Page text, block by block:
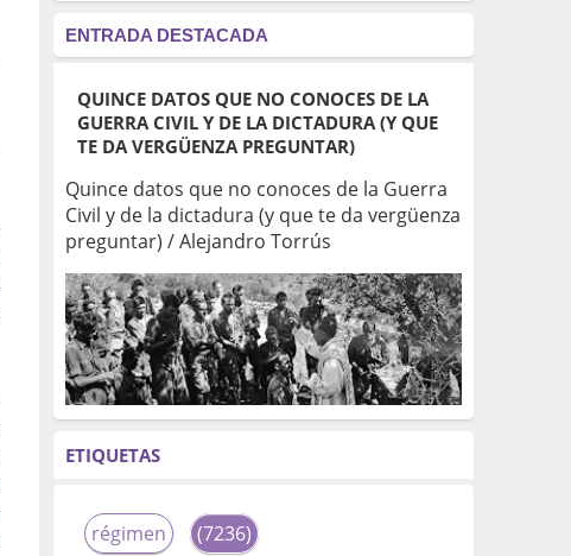
ENTRADA DESTACADA
QUINCE DATOS QUE NO CONOCES DE LA
GUERRA CIVIL Y DE LA DICTADURA (Y QUE
TE DA VERGÜENZA PREGUNTAR)
Quince datos que no conoces de la Guerra
Civil y de la dictadura (y que te da vergüenza
preguntar) / Alejandro Torrús
ETIQUETAS
régimen
(7236)